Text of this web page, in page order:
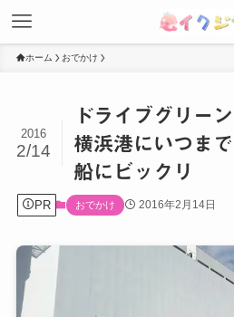
ホーム おでかけ
ドライブグリー
横浜港にいつま
船にビックリ
2016
2/14
PR おでかけ 2016年2月14日